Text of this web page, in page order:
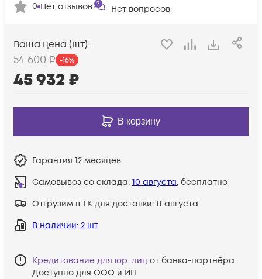
0 Нет отзывов Нет вопросов
Ваша цена (шт):
54 600 ₽ -16%
45 932₽
В корзину
Гарантия 12 месяцев
Самовывоз со склада: 10 августа, бесплатно
Отгрузим в ТК для доставки: 11 августа
В наличии: 2 шт
Кредитование для юр. лиц от банка-партнёра.
Доступно для ООО и ИП